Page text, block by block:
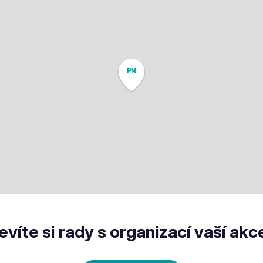
PN
si rady s organizací vaší